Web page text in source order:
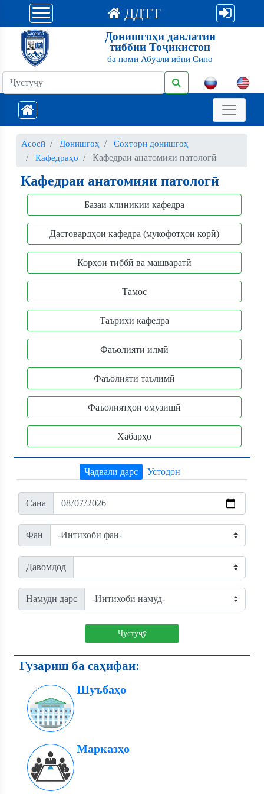
ДДТТ
Донишгоҳи давлатии
тиббии Тоҷикистон
ба номи Абӯалӣ ибни Сино
Асосӣ Донишгоҳ
Сохтори донишгоҳ
Кафедраҳо
Кафедраи анатомияи патологӣ
Кафедраи анатомияи патологӣ
Базаи клиникии кафедра
Дастовардҳои кафедра (мукофотҳои корӣ)
Корҳои тиббӣ ва машваратӣ
Тамос
Таърихи кафедра
Фаъолияти илмӣ
Фаъолияти таълимӣ
Фаъолиятҳои омӯзишӣ
Хабарҳо
Ҷадвали дарс Устодон
Сана
Фан
Давомдод
Намуди дарс
Ҷустуҷӯ
Гузариш ба саҳифаи:
Шуъбаҳо
Марказҳо